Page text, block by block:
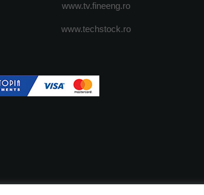
www.tv.fineeng.ro
www.techstock.ro